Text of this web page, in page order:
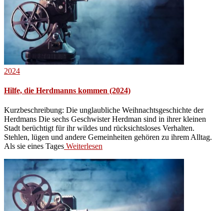
2024
Hilfe, die Herdmanns kommen (2024)
Kurzbeschreibung: Die unglaubliche Weihnachtsgeschichte der
Herdmans Die sechs Geschwister Herdman sind in ihrer kleinen
Stadt berüchtigt für ihr wildes und rücksichtsloses Verhalten.
Stehlen, lügen und andere Gemeinheiten gehören zu ihrem Alltag.
Als sie eines Tages Weiterlesen